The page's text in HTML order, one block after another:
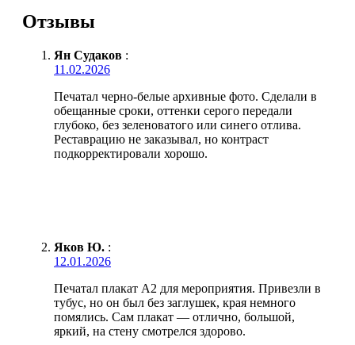
Отзывы
Ян Судаков :
11.02.2026
Печатал черно-белые архивные фото. Сделали в
обещанные сроки, оттенки серого передали
глубоко, без зеленоватого или синего отлива.
Реставрацию не заказывал, но контраст
подкорректировали хорошо.
Яков Ю. :
12.01.2026
Печатал плакат А2 для мероприятия. Привезли в
тубус, но он был без заглушек, края немного
помялись. Сам плакат — отлично, большой,
яркий, на стену смотрелся здорово.